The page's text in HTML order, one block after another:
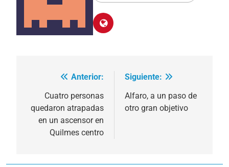
Navegación
entradas
Anterior:
Cuatro personas
quedaron atrapadas
en un ascensor en
Quilmes centro
Siguiente:
Alfaro, a un paso de
otro gran objetivo